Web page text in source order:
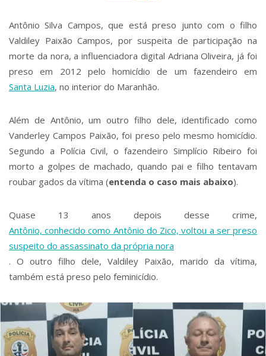
Antônio Silva Campos, que está preso junto com o filho
Valdiley Paixão Campos, por suspeita de participação na
morte da nora, a influenciadora digital Adriana Oliveira, já foi
preso em 2012 pelo homicídio de um fazendeiro em
Santa Luzia, no interior do Maranhão.
Além de Antônio, um outro filho dele, identificado como
Vanderley Campos Paixão, foi preso pelo mesmo homicídio.
Segundo a Polícia Civil, o fazendeiro Simplício Ribeiro foi
morto a golpes de machado, quando pai e filho tentavam
roubar gados da vítima (entenda o caso mais abaixo).
Quase 13 anos depois desse crime,
Antônio, conhecido como Antônio do Zico, voltou a ser preso
suspeito do assassinato da própria nora
. O outro filho dele, Valdiley Paixão, marido da vítima,
também está preso pelo feminicídio.